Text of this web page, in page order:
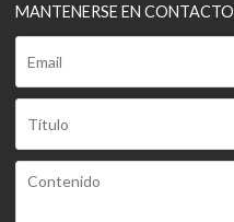
MANTENERSE EN CONTACTO